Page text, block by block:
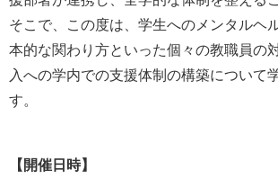
そこで、この度は、学生へのメンタルヘ
本的な関わり方といった個々の教職員の
入への学内での支援体制の構築について
す。
【開催日時】